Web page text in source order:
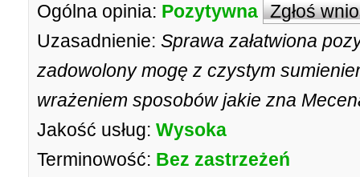
Ogólna opinia: Pozytywna Zgłoś
Uzasadnienie: Sprawa załatwiona
zadowolony mogę z czystym
wrażeniem sposobów jakie zna
Jakość usług: Wysoka
Terminowość: Bez zastrzeżeń